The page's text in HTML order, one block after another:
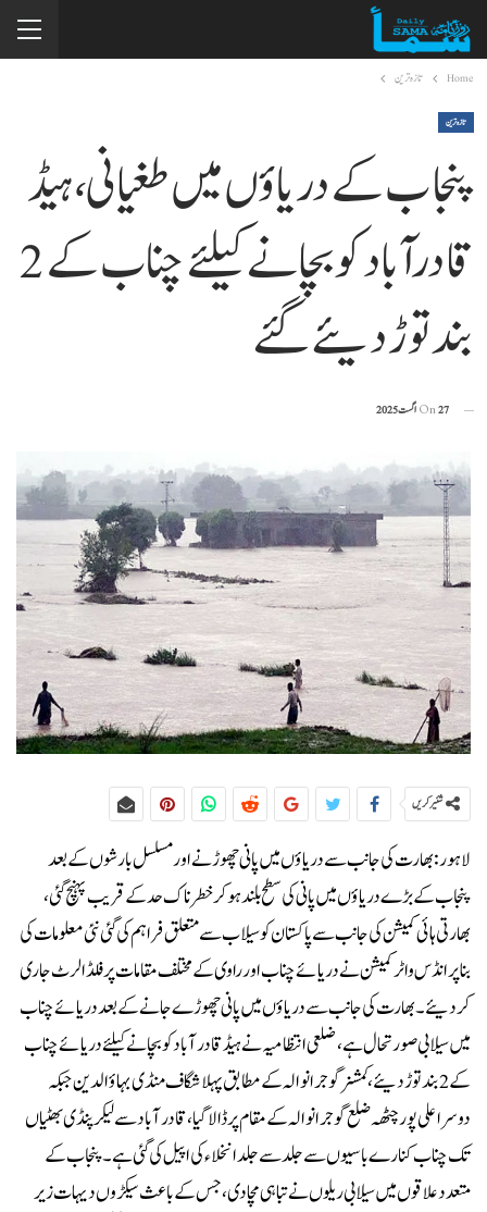
Home تازہ ترین
تازہ ترین
پنجاب کے دریاؤں میں طغیانی، ہیڈ
قادرآباد کو بچانے کیلئے چناب کے 2
بند توڑ دیئے گئے
On27 اگست 2025
شئیر کریں
لاہور: بھارت کی جانب سے دریاؤں میں پانی چھوڑنے اور مسلسل بارشوں کے بعد
پنجاب کے بڑے دریاؤں میں پانی کی سطح بلند ہو کر خطرناک حد کے قریب پہنچ گئی،
بھارتی ہائی کمیشن کی جانب سے پاکستان کو سیلاب سے متعلق فراہم کی گئی نئی معلومات کی
بنا پر انڈس واٹر کمیشن نے دریائے چناب اور راوی کے مختلف مقامات پر فلڈ الرٹ جاری
کر دیئے۔بھارت کی جانب سے دریاؤں میں پانی چھوڑے جانے کے بعد دریائے چناب
میں سیلابی صورتحال ہے، ضلعی انتظامیہ نے ہیڈ قادر آباد کو بچانے کیلئے دریائے چناب
کے 2 بند توڑ دیئے، کمشنر گوجرانوالہ کے مطابق پہلا شگاف منڈی بہاؤ الدین جبکہ
دوسرا علی پور چٹھہ ضلع گوجرانوالہ کے مقام پر ڈالا گیا، قادر آباد سے لیکر پنڈی بھٹیاں
تک چناب کنارے باسیوں سے جلد سے جلد انخلاء کی اپیل کی گئی ہے۔پنجاب کے
متعدد علاقوں میں سیلابی ریلوں نے تباہی مچا دی، جس کے باعث سیکڑوں دیہات زیر